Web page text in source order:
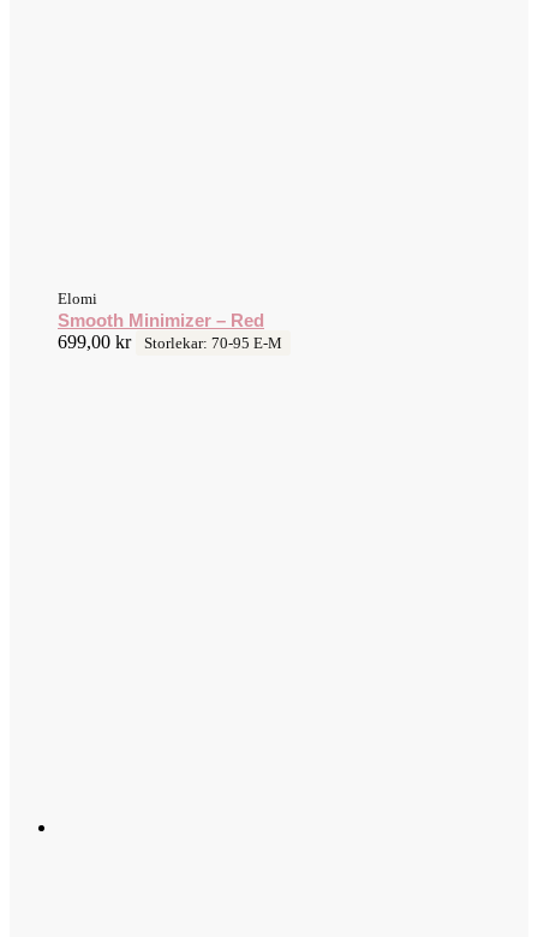
Elomi
Smooth Minimizer – Red
699,00 kr Storlekar: 70-95 E-M